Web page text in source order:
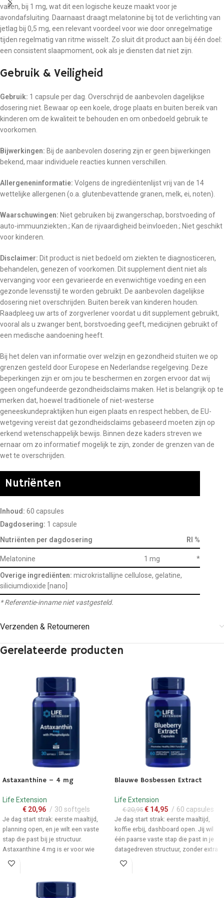
vallen, bij 1 mg, wat dit een logische keuze maakt voor je
avondafsluiting. Daarnaast draagt melatonine bij tot de verlichting van
jetlag bij 0,5 mg, een relevant voordeel voor wie door onregelmatige
tijden regelmatig van ritme wisselt. Zo sluit dit product aan bij één doel:
een consistent slaapmoment, ook als je diensten dat niet zijn.
Gebruik & Veiligheid
Gebruik: 1 capsule per dag. Overschrijd de aanbevolen dagelijkse
dosering niet. Bewaar op een koele, droge plaats en buiten bereik van
kinderen om de kwaliteit te behouden en om onbedoeld gebruik te
voorkomen.
Bijwerkingen: Bij de aanbevolen dosering zijn er geen bijwerkingen
bekend, maar individuele reacties kunnen verschillen.
Allergeneninformatie: Volgens de ingrediëntenlijst vrij van de 14
wettelijke allergenen (o.a. glutenbevattende granen, melk, ei, noten).
Waarschuwingen: Niet gebruiken bij zwangerschap, borstvoeding of
auto-immuunziekten.; Kan de rijvaardigheid beïnvloeden.; Niet geschikt
voor kinderen.
Disclaimer: Dit product is niet bedoeld om ziekten te diagnosticeren,
behandelen, genezen of voorkomen. Dit supplement dient niet als
vervanging voor een gevarieerde en evenwichtige voeding en een
gezonde levensstijl te worden gebruikt. De aanbevolen dagelijkse
dosering niet overschrijden. Buiten bereik van kinderen houden.
Raadpleeg uw arts of zorgverlener voordat u dit supplement gebruikt,
vooral als u zwanger bent, borstvoeding geeft, medicijnen gebruikt of
een medische aandoening heeft.
Bij het delen van informatie over welzijn en gezondheid stuiten we op
grenzen gesteld door Europese en Nederlandse regelgeving. Deze
beperkingen zijn er om jou te beschermen en zorgen ervoor dat wij
geen ongefundeerde gezondheidsclaims maken. Het is belangrijk op te
merken dat, hoewel traditionele of niet-westerse
geneeskundepraktijken hun eigen plaats en respect hebben, de EU-
wetgeving vereist dat gezondheidsclaims gebaseerd moeten zijn op
erkend wetenschappelijk bewijs. Binnen deze kaders streven we
ernaar om zo informatief mogelijk te zijn, zonder de grenzen van de
wet te overschrijden.
Nutriënten
Inhoud: 60 capsules
Dagdosering: 1 capsule
Nutriënten per dagdosering
RI %
Melatonine 1 mg *
Overige ingrediënten: microkristallijne cellulose, gelatine,
siliciumdioxide [nano]
* Referentie-inname niet vastgesteld.
Verzenden & Retourneren
Gerelateerde producten
Astaxanthine – 4 mg
Life Extension
€20,96 30 softgels
Je dag start strak: eerste maaltijd,
planning open, en je wilt een vaste
stap die past bij je structuur.
Astaxanthine 4 mg is er voor wie
dagelijkse druk serieus neemt, het
ingewikkelde stapel potjes.
-29%
Blauwe Bosbessen Extract
Life Extension
€20,95 €14,95 60 capsules
Je dag start strak: eerste maaltijd,
koffie erbij, dashboard open. Jij wil
één paarse vaste stap die past in je
datagedreven structuur, zonder extra
denkwerk.